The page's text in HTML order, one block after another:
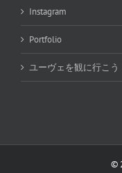
Instagram
Portfolio
ユーヴェを観に行こう
©